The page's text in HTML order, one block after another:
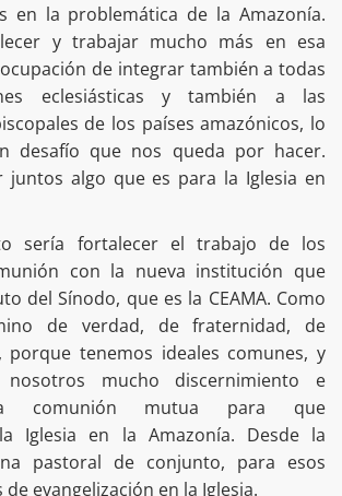
en la problemática de la Amazonía.
y trabajar mucho más en esa
de integrar también a todas
eclesiásticas y también a las
de los países amazónicos, lo
desafío que nos queda por hacer.
juntos algo que es para la Iglesia en
sería fortalecer el trabajo de los
con la nueva institución que
del Sínodo, que es la CEAMA. Como
de verdad, de fraternidad, de
porque tenemos ideales comunes, y
mucho discernimiento e
comunión mutua para que
Iglesia en la Amazonía. Desde la
pastoral de conjunto, para esos
evangelización en la Iglesia.